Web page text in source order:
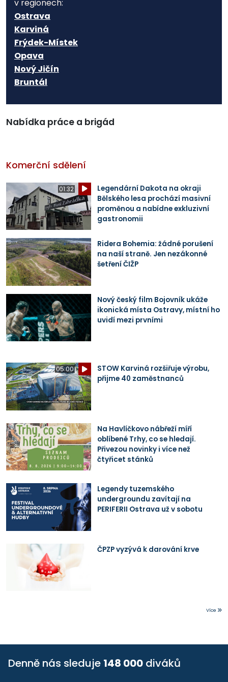
v regionech:
Ostrava
Karviná
Frýdek-Místek
Opava
Nový Jičín
Bruntál
Nabídka práce a brigád
Komerční sdělení
01:32
Legendární Dakota na okraji
Bělského lesa prochází masivní
proměnou a nabídne exkluzivní
gastronomii
Ridera Bohemia: žádné porušení
na naší straně. Jen nezákonné
šetření ČIŽP
Nový český film Bojovník ukáže
ikonická místa Ostravy, místní ho
uvidí mezi prvními
05:00
STOW Karviná rozšiřuje výrobu,
přijme 40 zaměstnanců
Na Havlíčkovo nábřeží míří
oblíbené Trhy, co se hledají.
Přivezou novinky i více než
čtyřicet stánků
Legendy tuzemského
undergroundu zavítají na
PERIFERII Ostrava už v sobotu
ČPZP vyzývá k darování krve
Více
Denně nás sleduje 148 000 diváků